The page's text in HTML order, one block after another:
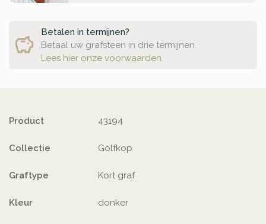
Betalen in termijnen?
Betaal uw grafsteen in drie termijnen.
Lees hier onze voorwaarden.
Product 43194
Collectie Golfkop
Graftype Kort graf
Kleur donker